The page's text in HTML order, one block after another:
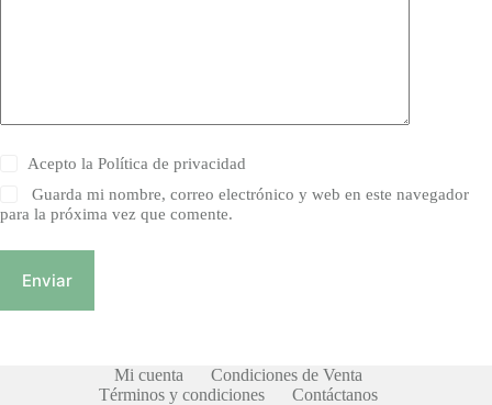
Acepto laPolítica de privacidad
Guarda mi nombre, correo electrónico y web en este navegador
para la próxima vez que comente.
Enviar
Mi cuenta
Condiciones de Venta
Términos y condiciones
Contáctanos